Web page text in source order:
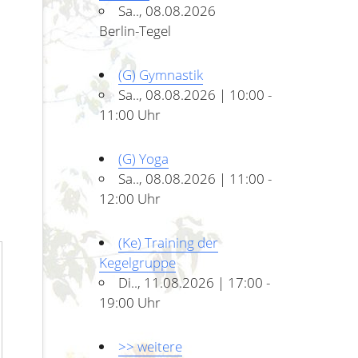
Sa.., 08.08.2026
Berlin-Tegel
(G) Gymnastik
Sa.., 08.08.2026 | 10:00 -
11:00 Uhr
(G) Yoga
Sa.., 08.08.2026 | 11:00 -
12:00 Uhr
(Ke) Training der
Kegelgruppe
Di.., 11.08.2026 | 17:00 -
19:00 Uhr
>> weitere